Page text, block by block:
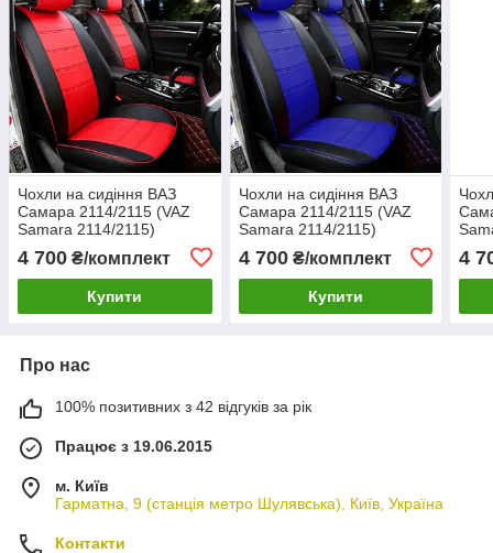
Чохли на сидіння ВАЗ
Самара 2114/2115 (VAZ
Samara 2114/2115)
модельні MAX з екошкіри
Чорно-червоний
4 700 ₴/комплект
Купити
Чохли на сидіння ВАЗ
Самара 2114/2115 (VAZ
Samara 2114/2115)
модельні MAX з екошкіри
Чорно-синій
4 700₴/комплект
Купити
4
Про нас
100% позитивних з 42 відгуків за рік
Працює з 19.06.2015
м. Київ
Гарматна, 9 (станція метро Шулявська), Київ, Україна
Контакти